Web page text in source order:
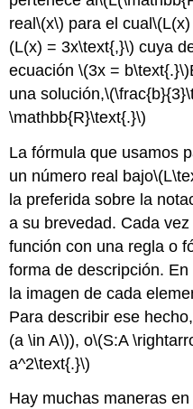
real\(x\) para el cual
(L(x) = 3x\text{,}\) cuya
ecuación\(3x = b\text{.}\)
una solución,
\mathbb{R}\text{.}\)
La fórmula que usamos
un número real bajo
la preferida sobre la
a su brevedad. Cada
función con una regla o
forma de descripción.
la imagen de cada
Para describir ese
(a \in A\)), o\(S:A
a^2\text{.}\)
Hay muchas maneras